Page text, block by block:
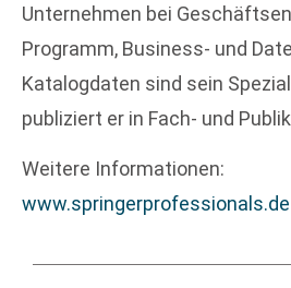
Unternehmen bei
Programm, Business- und
Katalogdaten sind sein
publiziert er in Fach- und
Weitere Informationen:
www.springerprofessionals.de